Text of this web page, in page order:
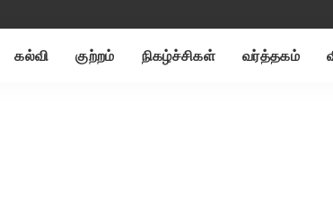
கல்வி குற்றம் நிகழ்ச்சிகள் வர்த்தகம்